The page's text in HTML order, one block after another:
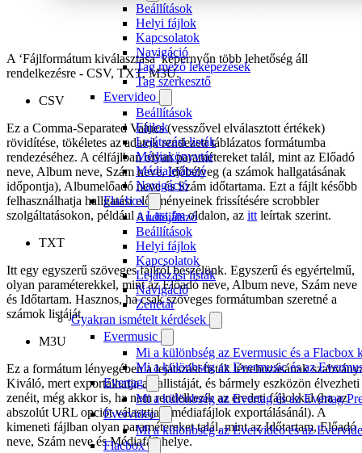
Beállítások
Helyi fájlok
Kapcsolatok
Navigáció
Tag mező leképezések
Tag szerkesztő
Evervideo
Beállítások
Fájlok
Lejátszási listák
Médiakönyvtár
Médialejátszó
Navigáció
Flacbox
Audiojátszó
Beállítások
Helyi fájlok
Kapcsolatok
Lejátszási listák
Navigáció
Zenetár
Gyakran ismételt kérdések
Evermusic
Mi a különbség az Evermusic és a Flacbox
Mi a különbség az Evermusic és az
Evertag
Mi a különbség az Evertag és az Evertag
Evervideo
Mi a különbség az Evervideo és az
Flacbox
A ‘Fájlformátum kiválasztása’ képernyőn több lehetőség áll
rendelkezésre - CSV, TXT, M3U.
CSV
Ez a Comma-Separated Values (vesszővel elválasztott értékek)
rövidítése, tökéletes az adatok rendezett táblázatos formátumba
rendezéséhez. A célfájlban olyan paramétereket talál, mint az Előadó
neve, Album neve, Szám neve, Időbélyeg (a számok hallgatásának
időpontja), Albumelőadó neve és Szám időtartama. Ezt a fájlt később
felhasználhatja hallgatási előzményeinek frissítésére scrobbler
szolgáltatásokon, például aLast.fmoldalon, az ittleírtak szerint.
TXT
Itt egy egyszerű szöveges fájlról beszélünk. Egyszerű és egyértelmű,
olyan paraméterekkel, mint az Előadó neve, Album neve, Szám neve
és Időtartam. Hasznos, ha csak szöveges formátumban szeretné a
számok listáját.
M3U
Ez a formátum lényegében a lejátszási listák létrehozásának
Kiváló, mert exportálhatja a dallistáját, és bármely eszközön élvezheti
zenéit, még akkor is, ha nem rendelkezik az eredeti fájlokkal (ha az
abszolút URL opciót választja a médiafájlok exportálásánál). A
kimeneti fájlban olyan paramétereket talál, mint az Időtartam, Előadó
neve, Szám neve és Médiafájl helye.